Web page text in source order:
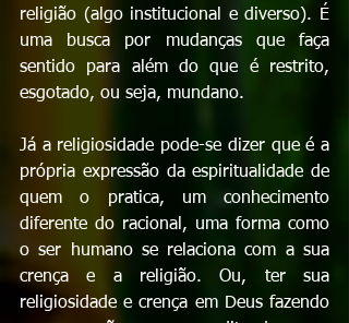
religião (algo institucional e diverso). É
uma busca por mudanças que faça
sentido para além do que é restrito,
esgotado, ou seja, mundano.
Já a religiosidade pode-se dizer que é a
própria expressão da espiritualidade de
quem o pratica, um conhecimento
diferente do racional, uma forma como
o ser humano se relaciona com a sua
crença e a religião. Ou, ter sua
religiosidade e crença em Deus fazendo